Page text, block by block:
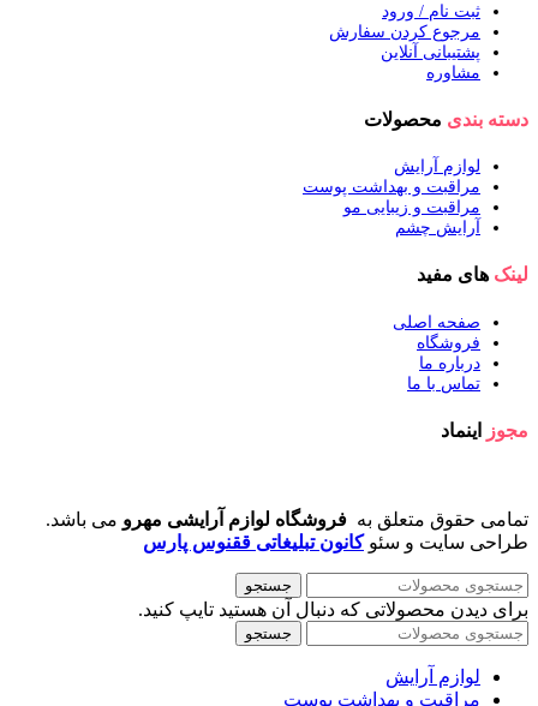
ثبت نام / ورود
مرجوع کردن سفارش
پشتیبانی آنلاین
مشاوره
دسته بندی محصولات
لوازم آرایش
مراقبت و بهداشت پوست
مراقبت و زیبایی مو
آرایش چشم
لینک های مفید
صفحه اصلی
فروشگاه
درباره ما
تماس با ما
مجوز اینماد
تمامی حقوق متعلق به فروشگاه لوازم آرایشی مهرو می باشد.
طراحی سایت و سئوکانون تبلیغاتی ققنوس پارس
جستجو
برای دیدن محصولاتی که دنبال آن هستید تایپ کنید.
جستجو
لوازم آرایش
مراقبت و بهداشت پوست